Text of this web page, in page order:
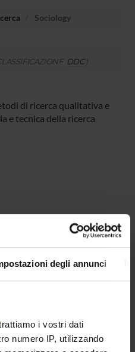
degli annunci
i vostri dati
numero IP, utilizzando
Sociology
DDC)
di ricerca qualitativa e
e tecnica della ricerca